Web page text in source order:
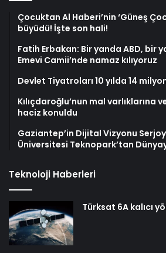
Çocuktan Al Haberi’nin ‘Güneş
büyüdü! İşte son hali!
Fatih Erbakan: Bir yanda ABD, bir
Emevi Camii’nde namaz kılıyoruz
Devlet Tiyatroları 10 yılda 14
Kılıçdaroğlu’nun mal varlıklarına
haciz konuldu
Gaziantep’in Dijital Vizyonu
Üniversitesi Teknopark’tan
Teknoloji Haberleri
Türksat 6A kalıcı